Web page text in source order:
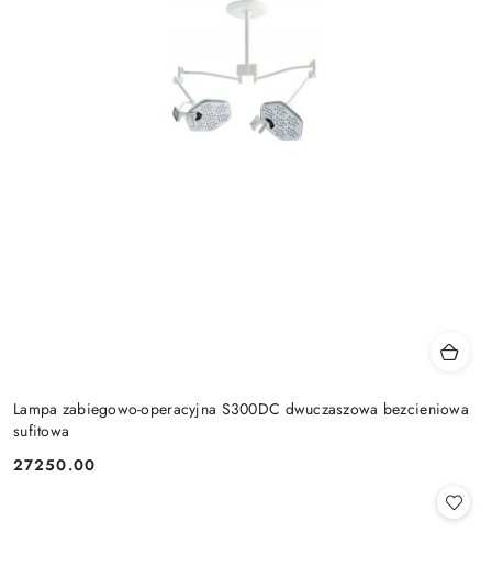
Lampa zabiegowo-operacyjna S300DC dwuczaszowa bezcieniowa
sufitowa
Cena:
27250.00